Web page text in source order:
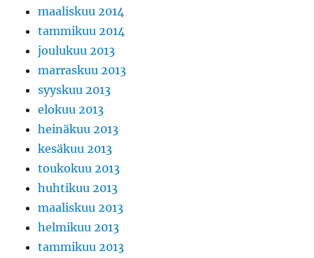
maaliskuu 2014
tammikuu 2014
joulukuu 2013
marraskuu 2013
syyskuu 2013
elokuu 2013
heinäkuu 2013
kesäkuu 2013
toukokuu 2013
huhtikuu 2013
maaliskuu 2013
helmikuu 2013
tammikuu 2013